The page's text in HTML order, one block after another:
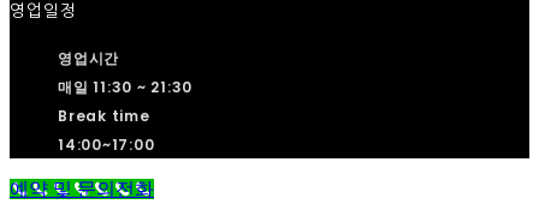
영업일정
영업시간
매일 11:30 ~ 21:30
Break time
14:00~17:00
예약 및 문의전화